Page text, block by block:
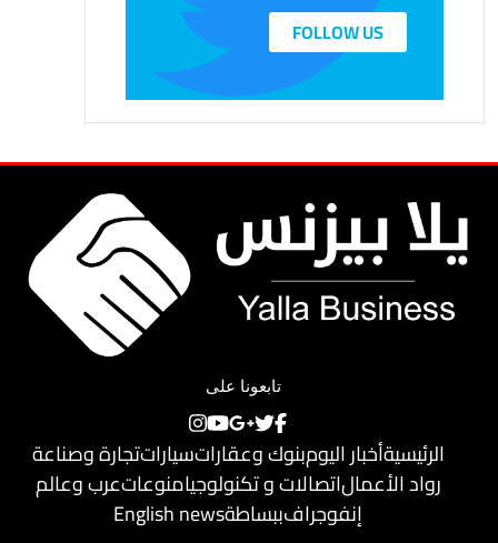
FOLLOW US
تابعونا على
الرئيسيةأخبار اليومبنوك وعقاراتسياراتتجارة وصناعة
رواد الأعمالاتصالات و تكنولوجيامنوعاتعرب وعالم
إنفوجرافببساطةEnglish news